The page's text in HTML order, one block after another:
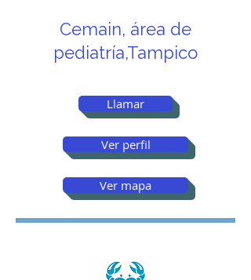
Cemain, área de
pediatría,Tampico
Llamar
Ver perfil
Ver mapa